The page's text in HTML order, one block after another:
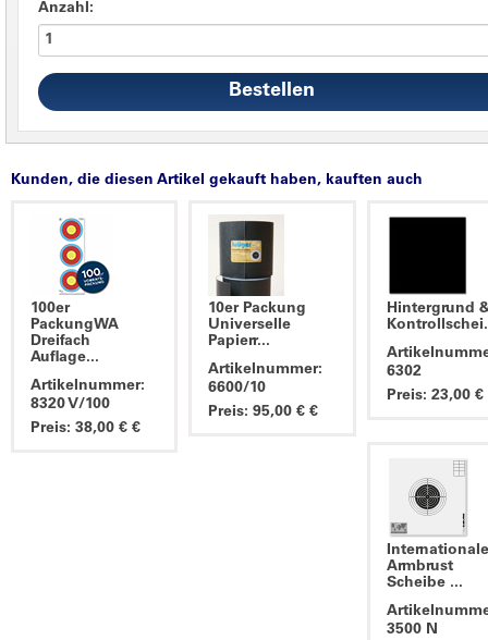
Anzahl:
Kunden, die diesen Artikel gekauft haben, kauften auch
100er
PackungWA
Dreifach
Auflage...
Artikelnummer:
8320 V/100
Preis: 38,00 € €
10er Packung
Universelle
Papierr...
Artikelnummer:
6600/10
Preis: 95,00 € €
Hintergrund
6302
Preis: 23,00 €
Internationale
Armbrust
Scheibe ...
3500 N